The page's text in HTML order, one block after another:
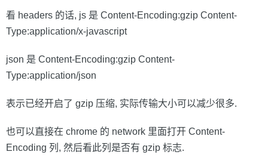
看 headers 的话, js 是 Content-Encoding:gzip Content-
Type:application/x-javascript
json 是 Content-Encoding:gzip Content-
Type:application/json
表示已经开启了 gzip 压缩, 实际传输大小可以减少很多.
也可以直接在 chrome 的 network 里面打开 Content-
Encoding 列, 然后看此列是否有 gzip 标志.